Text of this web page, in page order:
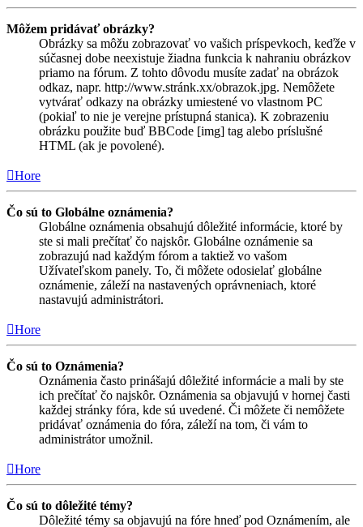
Môžem pridávať obrázky?
Obrázky sa môžu zobrazovať vo vašich príspevkoch, keďže v
súčasnej dobe neexistuje žiadna funkcia k nahraniu obrázkov
priamo na fórum. Z tohto dôvodu musíte zadať na obrázok
odkaz, napr. http://www.stránk.xx/obrazok.jpg. Nemôžete
vytvárať odkazy na obrázky umiestené vo vlastnom PC
(pokiaľ to nie je verejne prístupná stanica). K zobrazeniu
obrázku použite buď BBCode [img] tag alebo príslušné
HTML (ak je povolené).
Hore
Čo sú to Globálne oznámenia?
Globálne oznámenia obsahujú dôležité informácie, ktoré by
ste si mali prečítať čo najskôr. Globálne oznámenie sa
zobrazujú nad každým fórom a taktiež vo vašom
Užívateľskom panely. To, či môžete odosielať globálne
oznámenie, záleží na nastavených oprávneniach, ktoré
nastavujú administrátori.
Hore
Čo sú to Oznámenia?
Oznámenia často prinášajú dôležité informácie a mali by ste
ich prečítať čo najskôr. Oznámenia sa objavujú v hornej časti
každej stránky fóra, kde sú uvedené. Či môžete či nemôžete
pridávať oznámenia do fóra, záleží na tom, či vám to
administrátor umožnil.
Hore
Čo sú to dôležité témy?
Dôležité témy sa objavujú na fóre hneď pod Oznámením, ale